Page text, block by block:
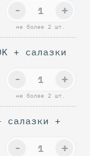
не более 2 шт.
+
-
+ салазки
не более 2 шт.
+
-
салазки +
+
-